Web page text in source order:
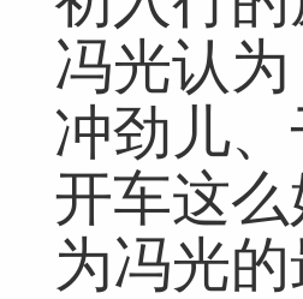
冯光认
冲劲儿
开车这
为冯光